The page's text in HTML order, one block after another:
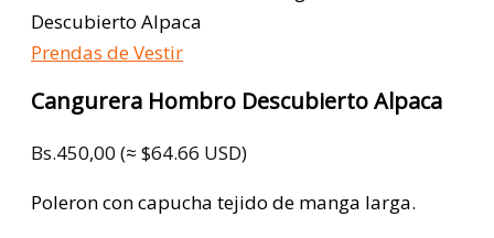
Descubierto Alpaca
Prendas de Vestir
Cangurera Hombro Descubierto Alpaca
Bs.450,00 (≈ $64.66 USD)
Poleron con capucha tejido de manga larga.